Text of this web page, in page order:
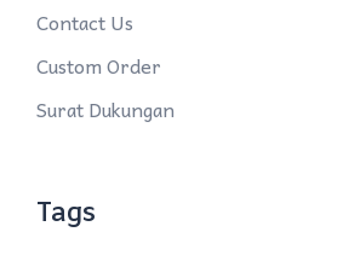
Contact Us
Custom Order
Surat Dukungan
Tags